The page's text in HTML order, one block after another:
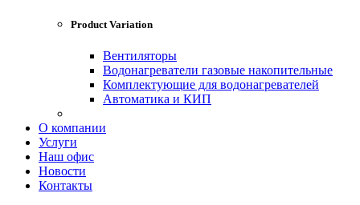
Product Variation
Вентиляторы
Водонагреватели газовые накопительные
Комплектующие для водонагревателей
Автоматика и КИП
О компании
Услуги
Наш офис
Новости
Контакты